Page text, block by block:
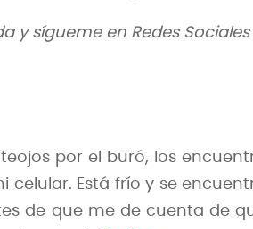
y sígueme en Redes Sociales
por el buró, los
Está frío y se
de que me de cuenta de